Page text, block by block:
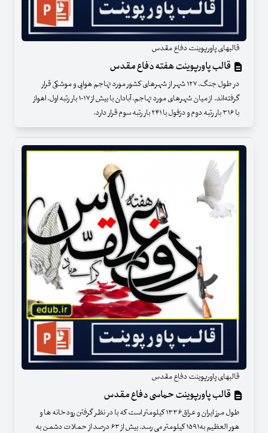
قالبهای پاورپوینت دفاع مقدس
قالب پاورپوینت هفته دفاع مقدس
در طول جنگ، ۱۲۷ شهر از شهرهای كشور مورد تهاجم هوایی و موشكی قرار
گرفته‌اند. از میان شهرهای مورد تهاجم، آبادان با بیش از ۱۰۱۷ بار رتبه اول، اهواز
با ۳۱۶ بار رتبه دوم و دزفول با ۲۴۱ بار رتبه سوم قرار دارد.
قالبهای پاورپوینت دفاع مقدس
قالب پاورپوینت حماسی دفاع مقدس
طول مرز ایران و عراق۱۳۳۶ کیلومتر است که با در نظر گرفتن رودخانه ها و
هور العظیم به۱۵۹۱ کیلومتر می رسد. بیش از ۶۳ درصد از حملات دشمن به